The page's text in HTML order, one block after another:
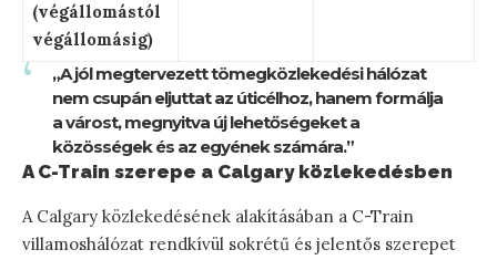
(végállomástól
végállomásig)
„A jól megtervezett tömegközlekedési hálózat
nem csupán eljuttat az úticélhoz, hanem formálja
a várost, megnyitva új lehetőségeket a
közösségek és az egyének számára.”
A C-Train szerepe a Calgary közlekedésben
A Calgary közlekedésének alakításában a C-Train
villamoshálózat rendkívül sokrétű és jelentős szerepet